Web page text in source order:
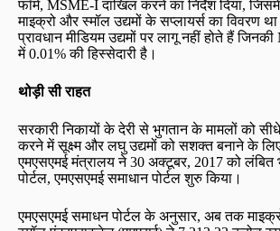
फॉर्म, MSME-I दाखिल करने का निर्देश दिया,
माइक्रो और स्मॉल उद्यमों के सप्लायर्स का विवरण
प्रावधान मीडियम उद्यमों पर लागू नहीं होते हैं
में 0.01% की हिस्सेदारी है।
थोड़ी सी राहत
सरकारी निकायों के देरी से भुगतान के मामलों को
करने में सूक्ष्म और लघु उद्यमों को सशक्त बनाने के
एमएसएमई मंत्रालय ने 30 अक्टूबर, 2017 को लंबित
पोर्टल, एमएसएमई समाधान पोर्टल शुरु किया।
एमएसएमई समाधन पोर्टल के अनुसार, अब तक